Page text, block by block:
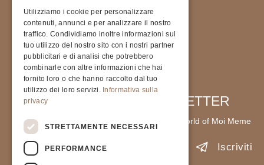
SIGN UP FOR OUR NEWSLETTER
Stay up to date with the latest news from the world of Moi Meme
Iscriviti
Utilizziamo i cookie per personalizzare
contenuti, annunci e per analizzare il nostro
traffico. Condividiamo inoltre informazioni sul
tuo utilizzo del nostro sito con i nostri partner
pubblicitari e di analisi che potrebbero
combinarle con altre informazioni che hai
fornito loro o che hanno raccolto dal tuo
utilizzo dei loro servizi. Informativa sulla
privacy
STRETTAMENTE NECESSARI
PERFORMANCE